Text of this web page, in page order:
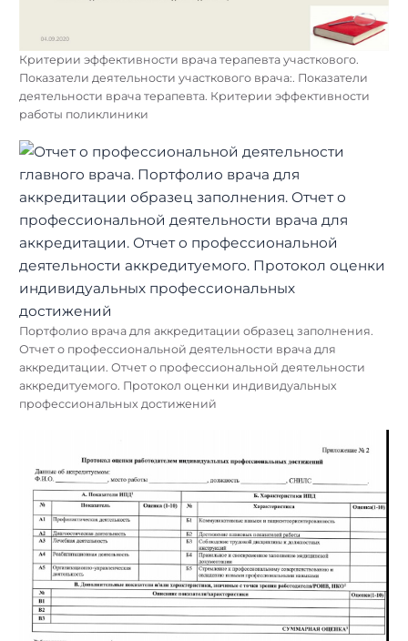
Критерии эффективности врача терапевта участкового.
Показатели деятельности участкового врача:. Показатели
деятельности врача терапевта. Критерии эффективности
работы поликлиники
Портфолио врача для аккредитации образец заполнения.
Отчет о профессиональной деятельности врача для
аккредитации. Отчет о профессиональной деятельности
аккредитуемого. Протокол оценки индивидуальных
профессиональных достижений